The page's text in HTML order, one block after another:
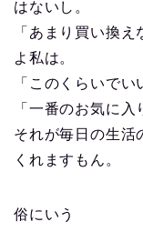
はないし。
「あまり買い換
よ私は。
「このくらいで
「一番のお気に入
それが毎日の生活
くれますもん。
俗にいう